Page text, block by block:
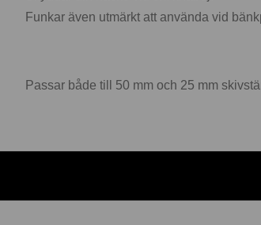
Funkar även utmärkt att använda vid
Passar både till 50 mm och 25 mm